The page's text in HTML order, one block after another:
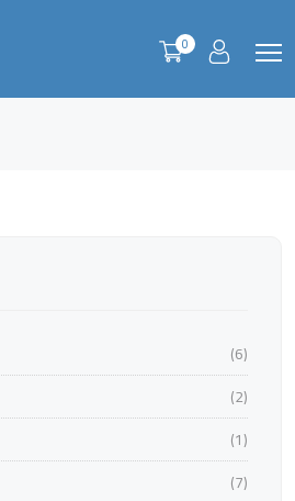
0
(6)
(2)
(1)
(7)